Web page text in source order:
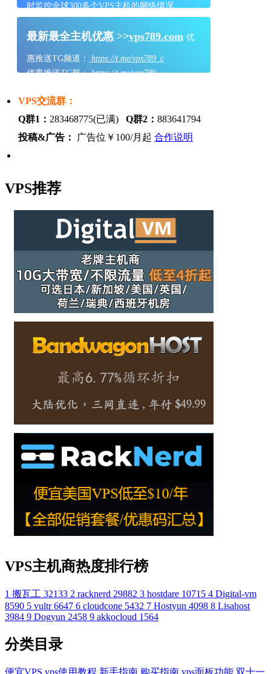
时监控全球300多个VPS主机的网络情况
最新最全主机优惠 >>vps789.com 优
惠推送TG频道：
https://t.me/vps789_c
优惠推送TG群：https://t.me/vps789
VPS交流群：
Q群1： 283468775(已满) Q群2： 883641794
投稿&广告：
广告位￥100/月起 合作说明
VPS推荐
VPS主机商热度排行榜
1 搬瓦工 32133 2 racknerd 29882 3 hostdare 10715 4 Digital-vm
8590 5 vultr 6647 6 cloudcone 5432 7 Hostyun 4098 8 Lisahost
3984 9 Dogyun 2458 9 akkocloud 1564
分类目录
便宜VPS vps使用教程 新手指南 购买指南 vps面板功能 双十一